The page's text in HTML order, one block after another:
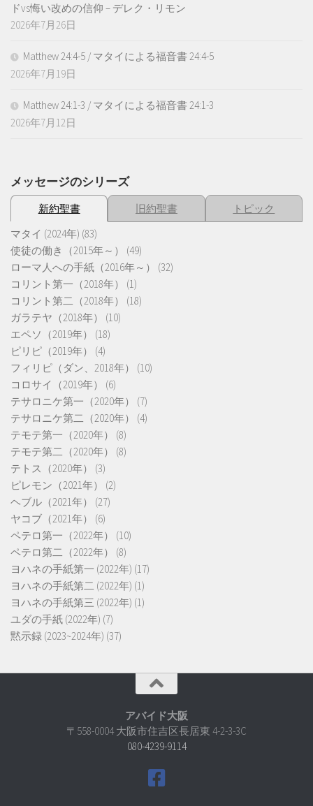
ドvs悔い改めの信仰 – デレク・リモン
2026年7月26日
Matthew 24:4-5 / マタイによる福音書 24:4-5
2026年7月19日
Matthew 24:1-3 / マタイによる福音書 24:1-3
2026年7月12日
メッセージのシリーズ
新約聖書 旧約聖書
トピック
マタイ (2024年) (83)
使徒の働き（2015年～）
(49)
ローマ人への手紙（2016年～）
(32)
コリント第一（2018年）
(1)
コリント第二（2018年）
(18)
ガラテヤ（2018年）
(10)
エペソ（2019年）
(18)
ピリピ（2019年）
(4)
フィリピ（ダン、2018年）
(10)
コロサイ（2019年）
(6)
テサロニケ第一（2020年）
(7)
テサロニケ第二（2020年）
(4)
テモテ第一（2020年）
(8)
テモテ第二（2020年）
(8)
テトス（2020年）
(3)
ピレモン（2021年）
(2)
ヘブル（2021年）
(27)
ヤコブ（2021年）
(6)
ペテロ第一（2022年）
(10)
ペテロ第二（2022年）
(8)
ヨハネの手紙第一 (2022年) (17)
ヨハネの手紙第二 (2022年) (1)
ヨハネの手紙第三 (2022年) (1)
ユダの手紙 (2022年) (7)
黙示録 (2023~2024年) (37)
アバイド大阪
〒558-0004 大阪市住吉区長居東 4-2-3-3C
080-4239-9114